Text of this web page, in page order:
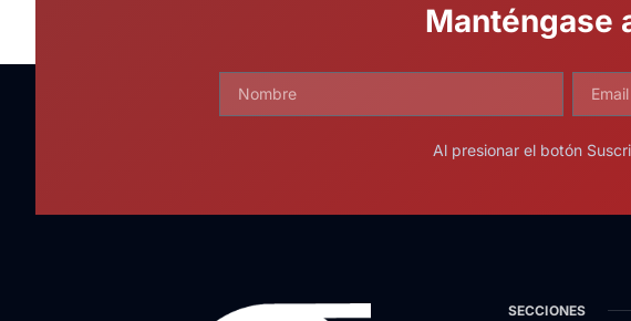
Manténgase
Al presionar el botón
SECCIONES